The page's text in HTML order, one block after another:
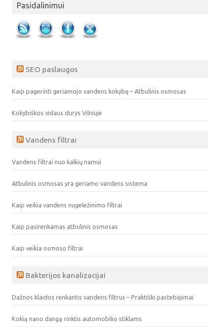
Pasidalinimui
SEO paslaugos
Kaip pagerinti geriamojo vandens kokybę – Atbulinis osmosas
Kokybiškos vidaus durys Vilniuje
Vandens filtrai
Vandens filtrai nuo kalkių namui
Atbulinis osmosas yra geriamo vandens sistema
Kaip veikia vandens nugeležinimo filtrai
Kaip pasirenkamas atbulinis osmosas
Kaip veikia osmoso filtrai
Bakterijos kanalizacijai
Dažnos klaidos renkantis vandens filtrus – Praktiški pastebėjimai
Kokią nano dangą rinktis automobilio stiklams